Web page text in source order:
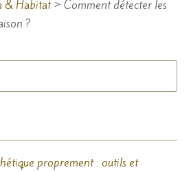
& Habitat> Comment détecter les
?
proprement : outils et